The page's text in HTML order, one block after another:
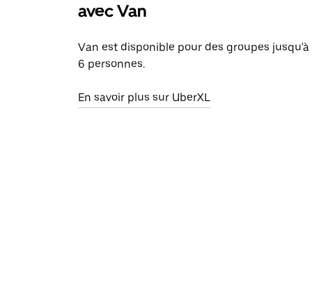
avec Van
Van est disponible pour des groupes jusqu'à
6 personnes.
En savoir plus sur UberXL